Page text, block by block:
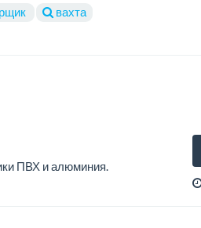
вахта
ПВХ и алюминия.